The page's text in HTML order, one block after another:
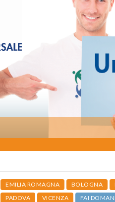
EMILIA ROMAGNA BOLOGNA
PADOVA
VICENZA FAI